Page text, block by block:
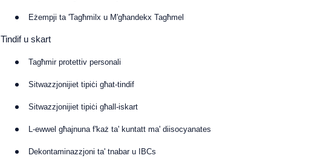
Eżempji ta 'Tagħmilx u M'għandekx Tagħmel
Tindif u skart
Tagħmir protettiv personali
Sitwazzjonijiet tipiċi għat-tindif
Sitwazzjonijiet tipiċi għall-iskart
L-ewwel għajnuna f'każ ta' kuntatt ma' diisocyanates
Dekontaminazzjoni ta' tnabar u IBCs